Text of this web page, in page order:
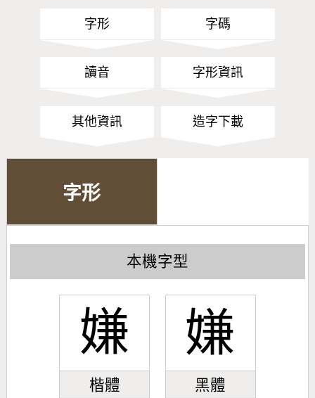
字形 字碼
讀音 字形資訊
其他資訊 造字下載
字形
本機字型
嫌
楷體
嫌
黑體